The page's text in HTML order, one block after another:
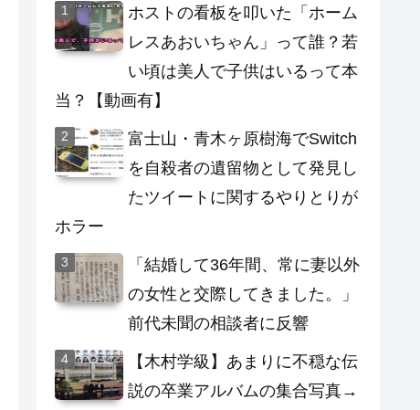
ホストの看板を叩いた「ホーム
レスあおいちゃん」って誰？若
い頃は美人で子供はいるって本
当？【動画有】
富士山・青木ヶ原樹海でSwitch
を自殺者の遺留物として発見し
たツイートに関するやりとりが
ホラー
「結婚して36年間、常に妻以外
の女性と交際してきました。」
前代未聞の相談者に反響
【木村学級】あまりに不穏な伝
説の卒業アルバムの集合写真→